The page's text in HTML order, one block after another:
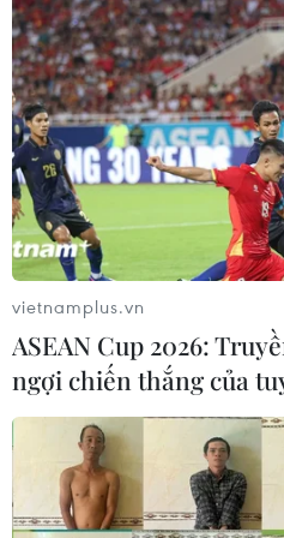
vietnamplus.vn
ASEAN Cup 2026:
ngợi chiến thắng của